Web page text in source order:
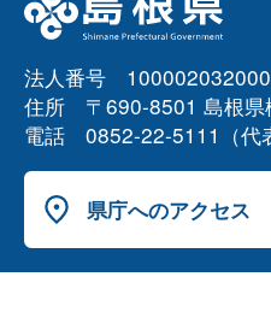
法人番号
住所 〒690-8501 島根県
電話 0852-22-5111（代
県庁へのアクセス